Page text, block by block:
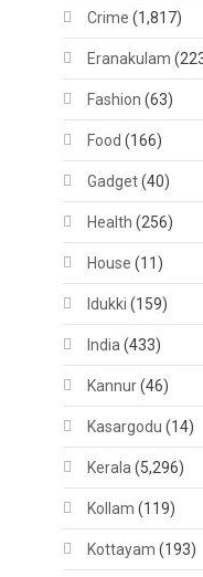
Crime (1,817)
Eranakulam
Fashion (63)
Food (166)
Gadget(40)
Health (256)
House (11)
Idukki (159)
India (433)
Kannur(46)
Kasargodu (14)
Kerala (5,296)
Kollam (119)
Kottayam (193)